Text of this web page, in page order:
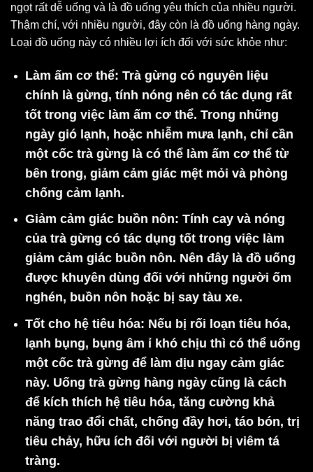
ngọt rất dễ uống và là đồ uống yêu thích của nhiều người.
Thậm chí, với nhiều người, đây còn là đồ uống hàng ngày.
Loại đồ uống này có nhiều lợi ích đối với sức khỏe như:
Làm ấm cơ thể: Trà gừng có nguyên liệu
chính là gừng, tính nóng nên có tác dụng rất
tốt trong việc làm ấm cơ thể. Trong những
ngày gió lạnh, hoặc nhiễm mưa lạnh, chỉ cần
một cốc trà gừng là có thể làm ấm cơ thể từ
bên trong, giảm cảm giác mệt mỏi và phòng
chống cảm lạnh.
Giảm cảm giác buồn nôn: Tính cay và nóng
của trà gừng có tác dụng tốt trong việc làm
giảm cảm giác buồn nôn. Nên đây là đồ uống
được khuyên dùng đối với những người ốm
nghén, buồn nôn hoặc bị say tàu xe.
Tốt cho hệ tiêu hóa: Nếu bị rối loạn tiêu hóa,
lạnh bụng, bụng âm ỉ khó chịu thì có thể uống
một cốc trà gừng để làm dịu ngay cảm giác
này. Uống trà gừng hàng ngày cũng là cách
để kích thích hệ tiêu hóa, tăng cường khả
năng trao đổi chất, chống đầy hơi, táo bón, trị
tiêu chảy, hữu ích đối với người bị viêm tá
tràng.